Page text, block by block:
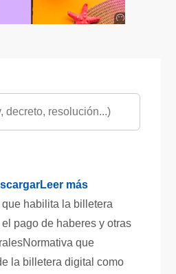
más
que habilita la billetera
pago de haberes y otras
que
la billetera digital como